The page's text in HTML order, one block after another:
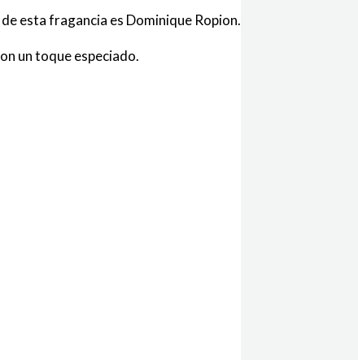
esta fragancia es Dominique Ropion.
un toque especiado.